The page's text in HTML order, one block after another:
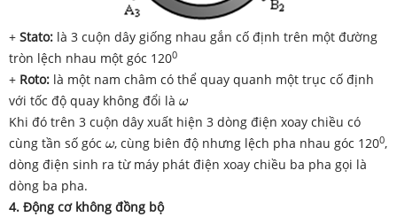
+ Stato: là 3 cuộn dây giống nhau gắn cố định trên một đường
tròn lệch nhau một góc 1200
+ Roto: là một nam châm có thể quay quanh một trục cố định
với tốc độ quay không đổi là ω
ω
Khi đó trên 3 cuộn dây xuất hiện 3 dòng điện xoay chiều có
cùng tần số góc ω
ω, cùng biên độ nhưng lệch pha nhau góc 1200,
dòng điện sinh ra từ máy phát điện xoay chiều ba pha gọi là
dòng ba pha.
4. Động cơ không đồng bộ